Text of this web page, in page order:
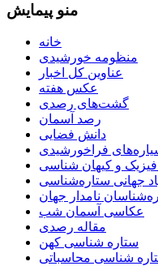
منو پیمایش
خانه
منظومه خورشیدی
عناوین کل اخبار
عکس هفته
گشت‌های رصدی
رصد آسمان
دانش فضایی
فراخورشیدی
فیزیک و کیهان شناسی
جهانی ستاره‌شناسی
نامدار جهان
عکاسی آسمان شب
مقاله رصدی
ستاره شناسی کهن
شناسی محاسباتی